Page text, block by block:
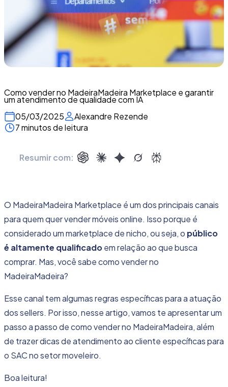
Como vender no MadeiraMadeira Marketplace e garantir
um atendimento de qualidade com IA
05/03/2025
Alexandre Rezende
7 minutos de leitura
Resumir com:
O MadeiraMadeira Marketplace é um dos principais canais
para quem quer vender móveis online. Isso porque é
considerado um marketplace de nicho, ou seja, o público
é altamente qualificadoem relação ao que busca
comprar. Mas, você sabe como vender no
MadeiraMadeira?
Esse canal tem algumas regras específicas para a atuação
dos sellers. Por isso, nesse artigo, vamos te apresentar um
passo a passo de como vender no MadeiraMadeira, além
de trazer dicas de atendimento ao cliente específicas para
o SAC no setor moveleiro.
Boa leitura!